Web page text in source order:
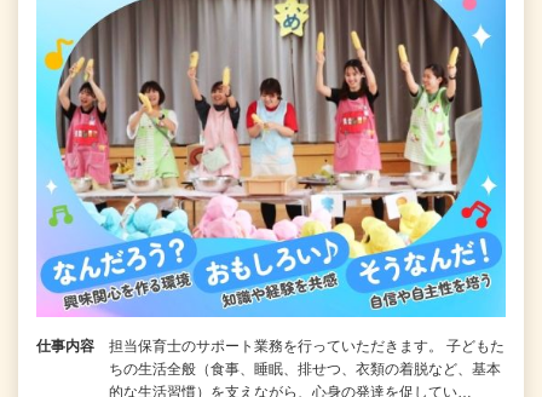
仕事内容
担当保育士のサポート業務を行っていただきます。 子どもた
ちの生活全般（食事、睡眠、排せつ、衣類の着脱など、基本
的な生活習慣）を支えながら、心身の発達を促してい…